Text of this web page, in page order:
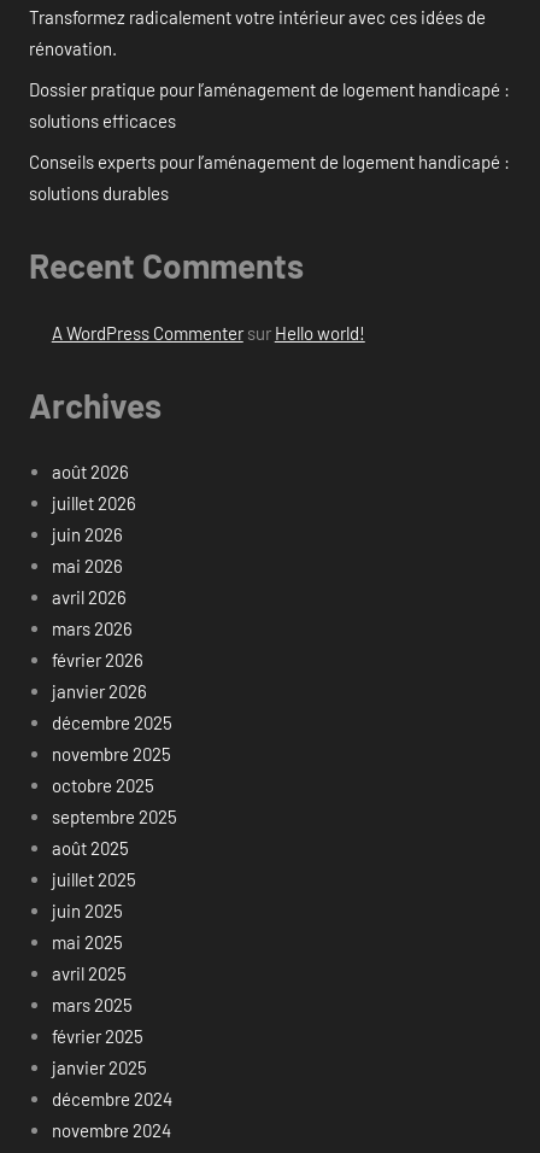
Transformez radicalement votre intérieur avec ces idées de
rénovation.
Dossier pratique pour l’aménagement de logement handicapé :
solutions efficaces
Conseils experts pour l’aménagement de logement handicapé :
solutions durables
Recent Comments
A WordPress Commentersur Hello world!
Archives
août 2026
juillet 2026
juin 2026
mai 2026
avril 2026
mars 2026
février 2026
janvier 2026
décembre 2025
novembre 2025
octobre 2025
septembre 2025
août 2025
juillet 2025
juin 2025
mai 2025
avril 2025
mars 2025
février 2025
janvier 2025
décembre 2024
novembre 2024